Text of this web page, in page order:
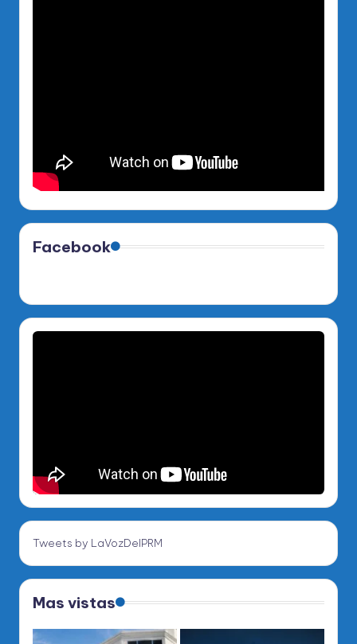
Facebook
Tweets by LaVozDelPRM
Mas vistas